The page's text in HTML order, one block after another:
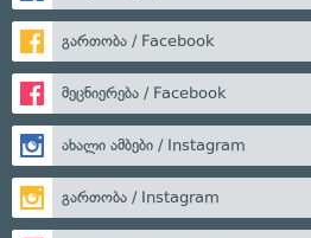
გართობა / Facebook
მეცნიერება / Facebook
ახალი ამბები / Instagram
გართობა / Instagram